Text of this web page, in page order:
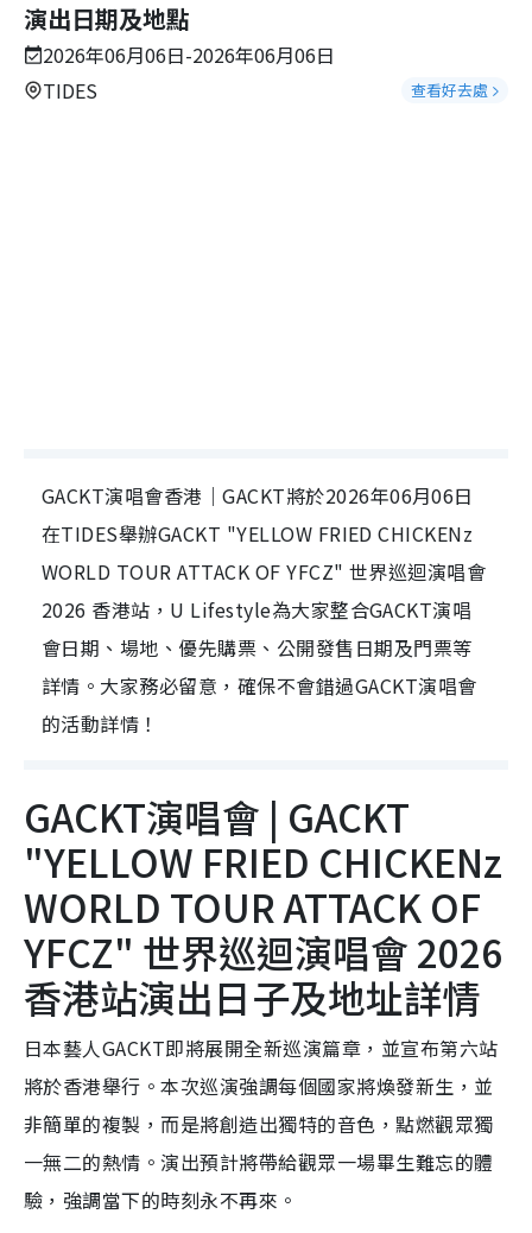
演出日期及地點
2026年06月06日-2026年06月06日
TIDES
查看好去處
GACKT演唱會香港｜GACKT將於2026年06月06日
在TIDES舉辦GACKT "YELLOW FRIED CHICKENz
WORLD TOUR ATTACK OF YFCZ" 世界巡迴演唱會
2026 香港站，U Lifestyle為大家整合GACKT演唱
會日期、場地、優先購票、公開發售日期及門票等
詳情。大家務必留意，確保不會錯過GACKT演唱會
的活動詳情！
GACKT演唱會 | GACKT
"YELLOW FRIED CHICKENz
WORLD TOUR ATTACK OF
YFCZ" 世界巡迴演唱會 2026
香港站演出日子及地址詳情
日本藝人GACKT即將展開全新巡演篇章，並宣布第六站
將於香港舉行。本次巡演強調每個國家將煥發新生，並
非簡單的複製，而是將創造出獨特的音色，點燃觀眾獨
一無二的熱情。演出預計將帶給觀眾一場畢生難忘的體
驗，強調當下的時刻永不再來。